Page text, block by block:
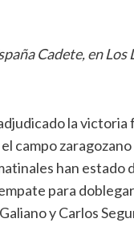
Cadete, en Los
la
campo zaragozano
han estado
para
y Carlos